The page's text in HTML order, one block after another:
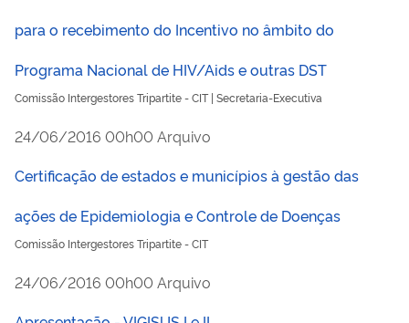
para o recebimento do Incentivo no âmbito do
Programa Nacional de HIV/Aids e outras DST
Comissão Intergestores Tripartite - CIT | Secretaria-Executiva
publicado
24/06/2016 00h00 Arquivo
Certificação de estados e municípios à gestão das
ações de Epidemiologia e Controle de Doenças
Comissão Intergestores Tripartite - CIT
publicado
24/06/2016 00h00 Arquivo